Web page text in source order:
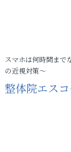
スマホは何時間まで
の近視対策～
整体院エス